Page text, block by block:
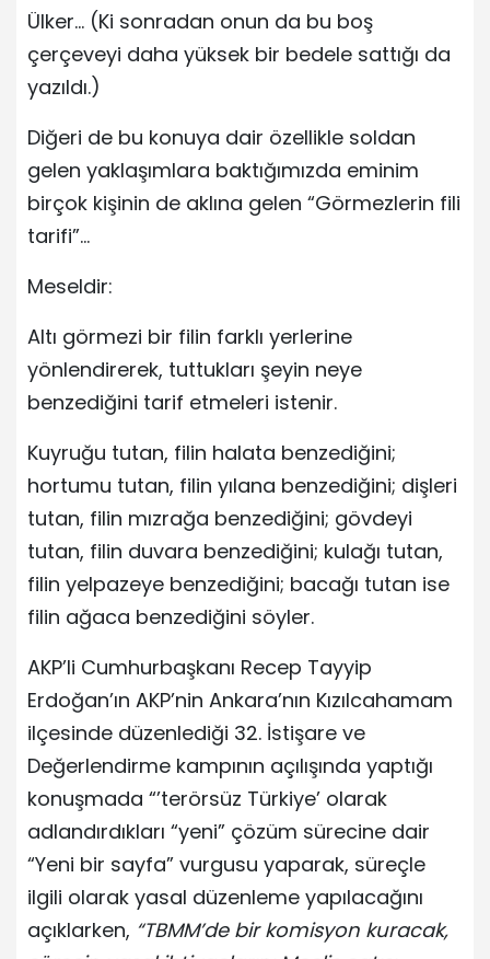
Ülker… (Ki sonradan onun da bu boş
çerçeveyi daha yüksek bir bedele sattığı da
yazıldı.)
Diğeri de bu konuya dair özellikle soldan
gelen yaklaşımlara baktığımızda eminim
birçok kişinin de aklına gelen “Görmezlerin fili
tarifi”…
Meseldir:
Altı görmezi bir filin farklı yerlerine
yönlendirerek, tuttukları şeyin neye
benzediğini tarif etmeleri istenir.
Kuyruğu tutan, filin halata benzediğini;
hortumu tutan, filin yılana benzediğini; dişleri
tutan, filin mızrağa benzediğini; gövdeyi
tutan, filin duvara benzediğini; kulağı tutan,
filin yelpazeye benzediğini; bacağı tutan ise
filin ağaca benzediğini söyler.
AKP’li Cumhurbaşkanı Recep Tayyip
Erdoğan’ın AKP’nin Ankara’nın Kızılcahamam
ilçesinde düzenlediği 32. İstişare ve
Değerlendirme kampının açılışında yaptığı
konuşmada “’terörsüz Türkiye’ olarak
adlandırdıkları “yeni” çözüm sürecine dair
“Yeni bir sayfa” vurgusu yaparak, süreçle
ilgili olarak yasal düzenleme yapılacağını
açıklarken, “TBMM’de bir komisyon kuracak,